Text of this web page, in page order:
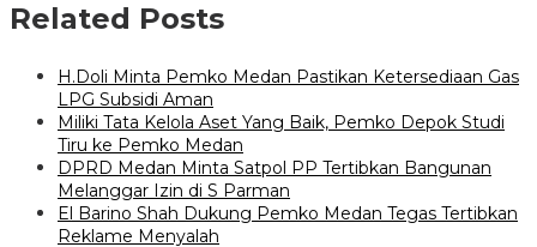
Related Posts
H.Doli Minta Pemko Medan Pastikan Ketersediaan Gas
LPG Subsidi Aman
Miliki Tata Kelola Aset Yang Baik, Pemko Depok Studi
Tiru ke Pemko Medan
DPRD Medan Minta Satpol PP Tertibkan Bangunan
Melanggar Izin di S Parman
El Barino Shah Dukung Pemko Medan Tegas Tertibkan
Reklame Menyalah